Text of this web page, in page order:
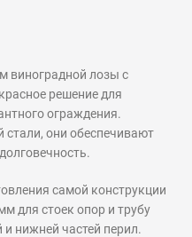
виноградной лозы с
решение для
ограждения.
стали, они обеспечивают
самой конструкции
для стоек опор и трубу
нижней частей перил.